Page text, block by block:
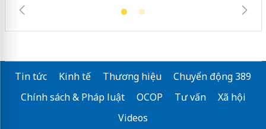
Tin tức Kinh tế Thương hiệu
Chuyển động 389
Chính sách & Pháp luật
OCOP Tư vấn
Xã hội
Videos